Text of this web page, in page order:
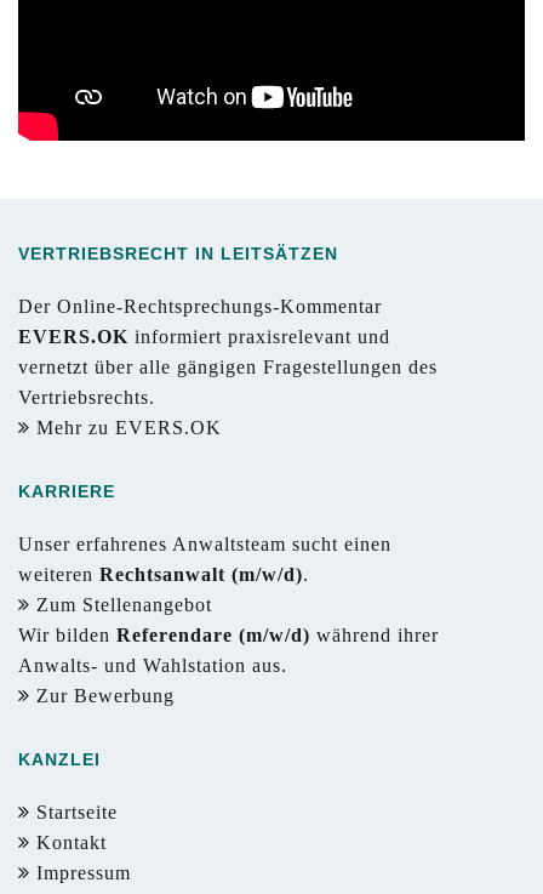
VERTRIEBSRECHT IN LEITSÄTZEN
Der Online-Rechtsprechungs-Kommentar
EVERS.OK informiert praxisrelevant und
vernetzt über alle gängigen Fragestellungen des
Vertriebsrechts.
Mehr zu EVERS.OK
KARRIERE
Unser erfahrenes Anwaltsteam sucht einen
weiteren Rechtsanwalt (m/w/d).
Zum Stellenangebot
Wir bilden Referendare (m/w/d) während ihrer
Anwalts- und Wahlstation aus.
Zur Bewerbung
KANZLEI
Startseite
Kontakt
Impressum